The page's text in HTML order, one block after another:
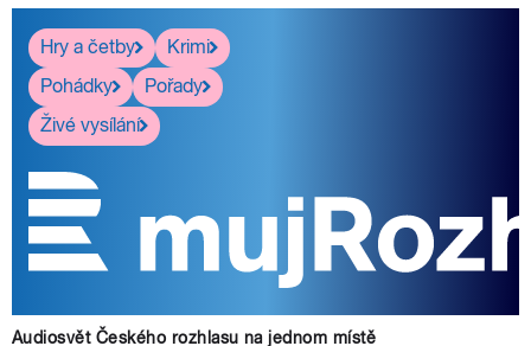
Hry a četby
Krimi
Pohádky
Pořady
Živé vysílání
Audiosvět Českého rozhlasu na jednom místě